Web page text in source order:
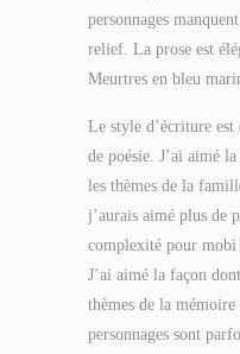
personnages
relief. La prose est
Meurtres en bleu
Le style d’écriture
de poésie. J’ai aimé
les thèmes de la
j’aurais aimé plus de
complexité pour mobi
J’ai aimé la façon
thèmes de la
personnages sont